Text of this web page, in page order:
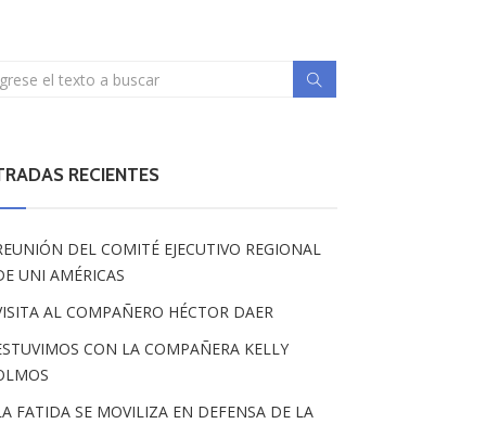
RECIENTES
DEL COMITÉ EJECUTIVO REGIONAL
UNI AMÉRICAS
AL COMPAÑERO HÉCTOR DAER
CON LA COMPAÑERA KELLY
FATIDA SE MOVILIZA EN DEFENSA DE LA